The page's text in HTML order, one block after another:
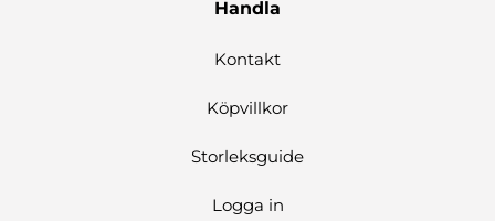
Handla
Kontakt
Köpvillkor
Storleksguide
Logga in